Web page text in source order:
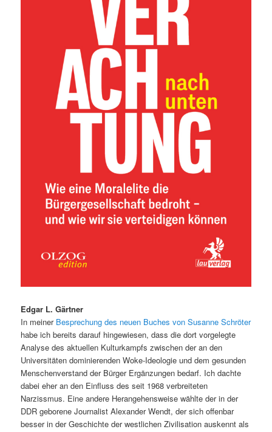
Edgar L. Gärtner
In meiner Besprechung des neuen Buches von Susanne Schröter
habe ich bereits darauf hingewiesen, dass die dort vorgelegte
Analyse des aktuellen Kulturkampfs zwischen der an den
Universitäten dominierenden Woke-Ideologie und dem gesunden
Menschenverstand der Bürger Ergänzungen bedarf. Ich dachte
dabei eher an den Einfluss des seit 1968 verbreiteten
Narzissmus. Eine andere Herangehensweise wählte der in der
DDR geborene Journalist Alexander Wendt, der sich offenbar
besser in der Geschichte der westlichen Zivilisation auskennt als